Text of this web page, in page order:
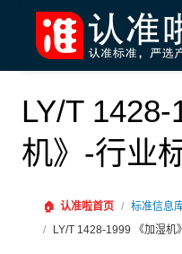
LY/T
机》-行业
🏠 认准啦首页 / 标准信息
/
LY/T 1428-1999 《加湿机